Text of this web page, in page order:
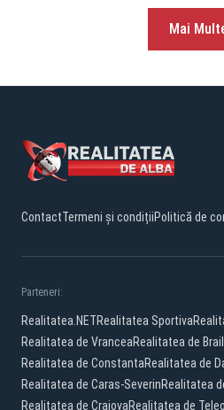
Mai
ContactTermeni și condițiiPolitică de
Parteneri:
Realitatea.NETRealitatea Sportiva
Realitatea de VranceaRealitatea de
Realitatea de ConstantaRealitatea de
Realitatea de Caras-SeverinRealitatea
Realitatea de CraiovaRealitatea de